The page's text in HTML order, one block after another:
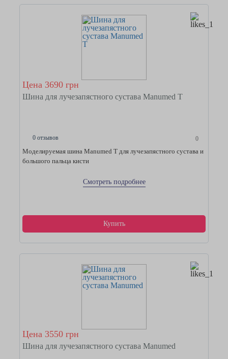
Цена 3690 грн
Шина для лучезапястного сустава Manumed T
0 отзывов 0
Моделируемая шина Manumed T для лучезапястного сустава и
большого пальца кисти
Смотреть подробнее
Купить
Цена 3550 грн
Шина для лучезапястного сустава Manumed